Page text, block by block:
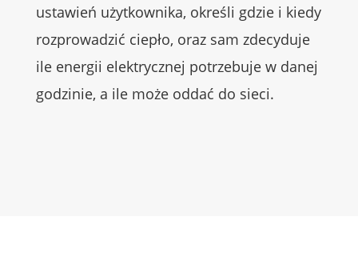
ustawień użytkownika, określi gdzie i kiedy
rozprowadzić ciepło, oraz sam zdecyduje
ile energii elektrycznej potrzebuje w danej
godzinie, a ile może oddać do sieci.